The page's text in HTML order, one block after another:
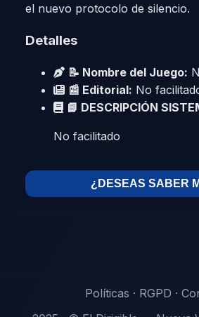
el nuevo protocolo de silencio.
Detalles
📝 Nombre del Juego:
📰 Editorial: No
📘 DESCRIPCIÓN
No facilitado
¿DESEAS SABER
Políticas · RGPD ·